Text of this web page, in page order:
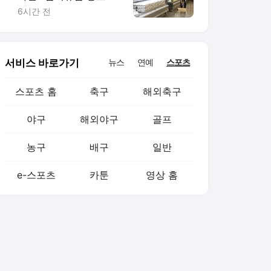
기대감 가득 홈플러스
6시간 전
서비스 바로가기 뉴스 연예 스포츠
스포츠 홈 축구 해외축구
야구 해외야구 골프
농구 배구 일반
e-스포츠 카툰 영상 홈